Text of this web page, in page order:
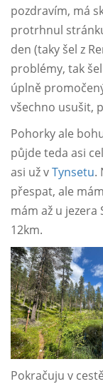
pozdravím, má
protrhnul
den (taky šel z
problémy, tak
úplně
všechno usušit,
Pohorky ale
půjde teda asi
asi už vTynsetu.
přespat, ale
mám až u jezera
12km.
Pokračuju v